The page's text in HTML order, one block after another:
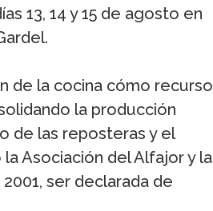
13, 14 y 15 de agosto en
de la cocina cómo recurso
la producción
de las reposteras y el
Asociación del Alfajor y la
ser declarada de